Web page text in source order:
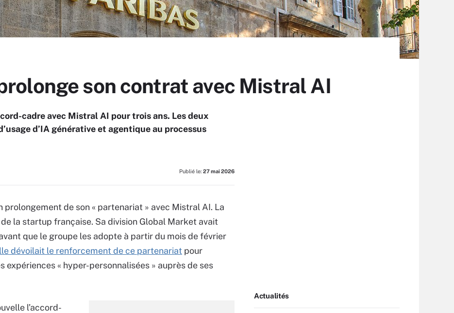
son contrat avec Mistral AI
cadre avec Mistral AI pour trois ans. Les deux
d’IA générative et agentique au processus
Publié le: 27 mai 2026
prolongement de son « partenariat » avec Mistral AI. La
la startup française. Sa division Global Market avait
que le groupe les adopte à partir du mois de février
dévoilait le renforcement de ce partenariat pour
« hyper-personnalisées » auprès de ses
l’accord-
Actualités